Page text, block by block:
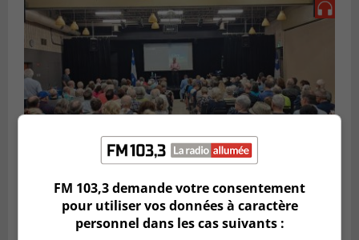
VIEUX-LONGUEUIL
Publié le 3 août 2026 à 14h47
Le Livre bleu rassemble 200 curieux à
FM 103,3 demande votre consentement
pour utiliser vos données à caractère
personnel dans les cas suivants :